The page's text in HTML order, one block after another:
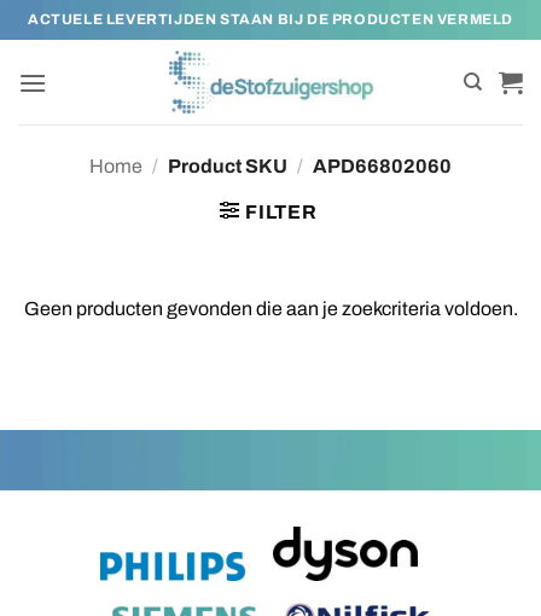
naar
inhoud
ACTUELE LEVERTIJDEN STAAN BIJ DE PRODUCTEN VERMELD
Home / Product SKU / APD66802060
FILTER
Geen producten gevonden die aan je zoekcriteria voldoen.